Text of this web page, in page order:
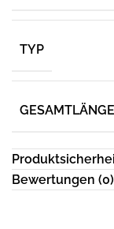
TYP
GESAMTLÄNGE
Bewertungen (0)